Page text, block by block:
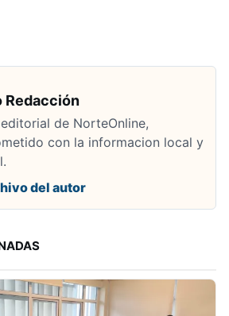
Redacción
de NorteOnline,
con la informacion local y
del autor